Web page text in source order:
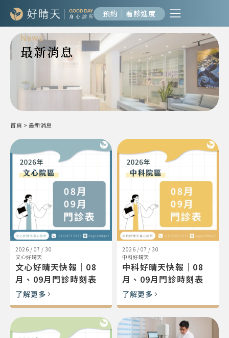
預約｜看診進度
News
最新消息
首頁 >最新消息
2026 / 07 / 30
文心好晴天
文心好晴天快報｜08
月、09月門診時刻表
了解更多
2026 / 07 / 30
中科好晴天
中科好晴天快報｜08
月、09月門診時刻表
了解更多